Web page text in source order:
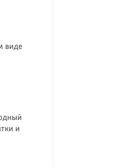
виде
и